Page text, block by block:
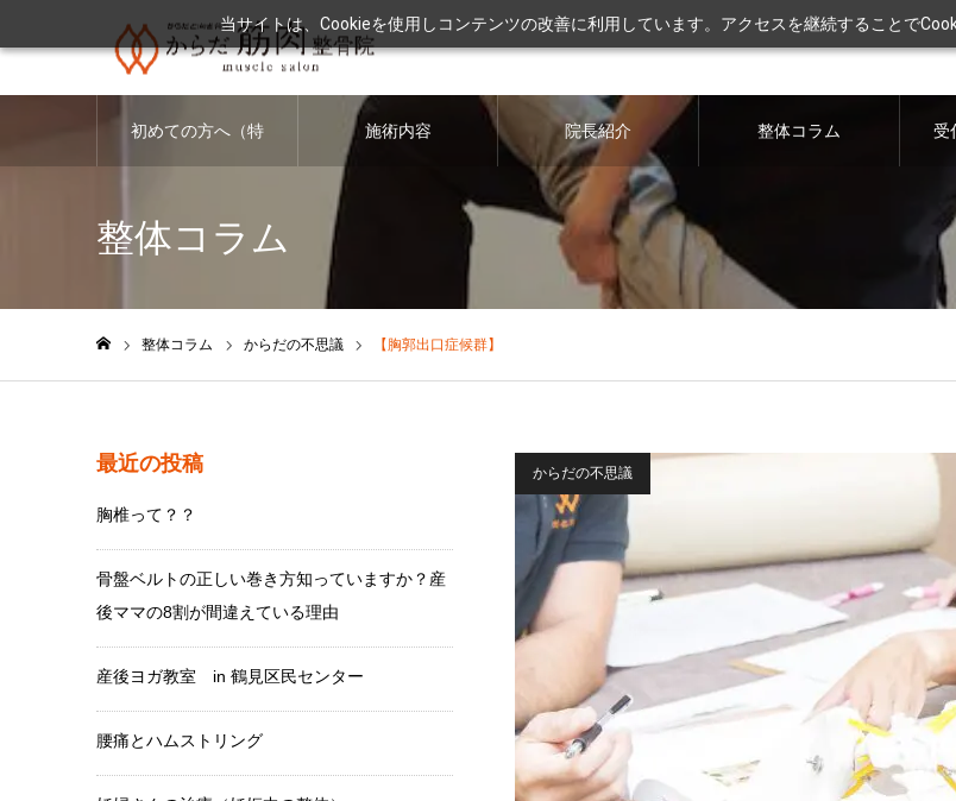
当サイトは、Cookieを使用しコンテンツの改善に利用しています。アクセスを継続することで
初めての方へ（特 施術内容 院長紹介 整体コラム 受
整体コラム
整体コラム からだの不思議 【胸郭出口症候群】
からだの不思議
最近の投稿
胸椎って？？
骨盤ベルトの正しい巻き方知っていますか？産
後ママの8割が間違えている理由
産後ヨガ教室 in 鶴見区民センター
腰痛とハムストリング